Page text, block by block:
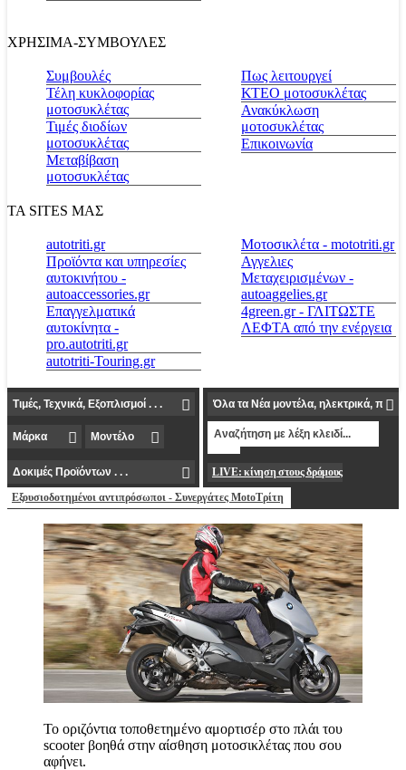
ΧΡΗΣΙΜΑ-ΣΥΜΒΟΥΛΕΣ
Συμβουλές
Τέλη κυκλοφορίας
μοτοσυκλέτας
Τιμές διοδίων
μοτοσυκλέτας
Μεταβίβαση
μοτοσυκλέτας
Πως λειτουργεί
ΚΤΕΟ μοτοσυκλέτας
Ανακύκλωση
μοτοσυκλέτας
Επικοινωνία
ΤΑ SITES ΜΑΣ
autotriti.gr
Προϊόντα και υπηρεσίες
αυτοκινήτου -
autoaccessories.gr
Επαγγελματικά
αυτοκίνητα -
pro.autotriti.gr
autotriti-Touring.gr
Μοτοσικλέτα - mototriti.gr
Αγγελιες
Μεταχειρισμένων -
autoaggelies.gr
4green.gr - ΓΛΙΤΩΣΤΕ
ΛΕΦΤΑ από την ενέργεια
LIVE: κίνηση στους δρόμους
Εξουσιοδοτημένοι αντιπρόσωποι - Συνεργάτες MotoΤρίτη
Το οριζόντια τοποθετημένο αμορτισέρ στο πλάι του
scooter βοηθά στην αίσθηση μοτοσικλέτας που σου
αφήνει.